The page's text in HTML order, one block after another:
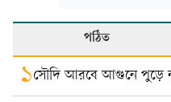
পঠিত
১সৌদি আরবে আগুনে পুড়ে